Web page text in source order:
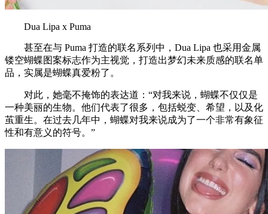
Dua Lipa x Puma
甚至在与 Puma 打造的联名系列中，Dua Lipa 也采用金属
镂空蝴蝶图案标志作为主视觉，打造出梦幻未来质感的联名单
品，实属是蝴蝶真爱粉了。
对此，她毫不掩饰的表达道：“对我来说，蝴蝶不仅仅是
一种美丽的生物。他们代表了很多，包括蜕变、希望，以及化
茧重生。在过去几年中，蝴蝶对我来说成为了一个非常有象征
性和有意义的符号。”